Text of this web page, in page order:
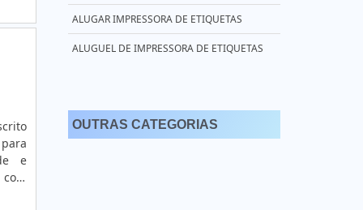
e
ALUGAR IMPRESSORA DE ETIQUETAS
ALUGUEL DE IMPRESSORA DE ETIQUETAS
ZEBRA
OUTRAS CATEGORIAS